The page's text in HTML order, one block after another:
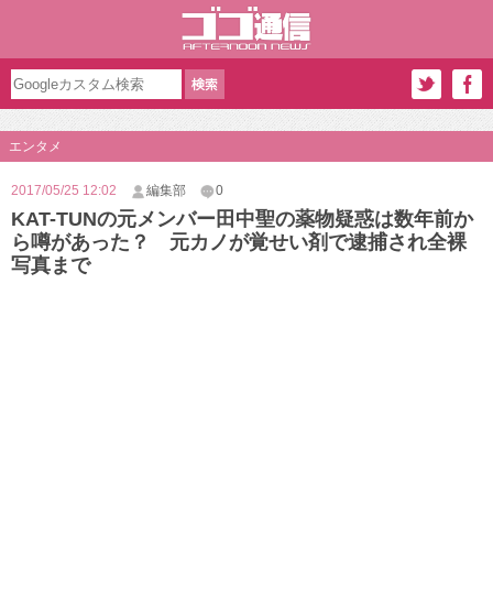
エンタメ
2017/05/25 12:02 編集部 0
KAT-TUNの元メンバー田中聖の薬物疑惑は数年前か
ら噂があった？ 元カノが覚せい剤で逮捕され全裸
写真まで